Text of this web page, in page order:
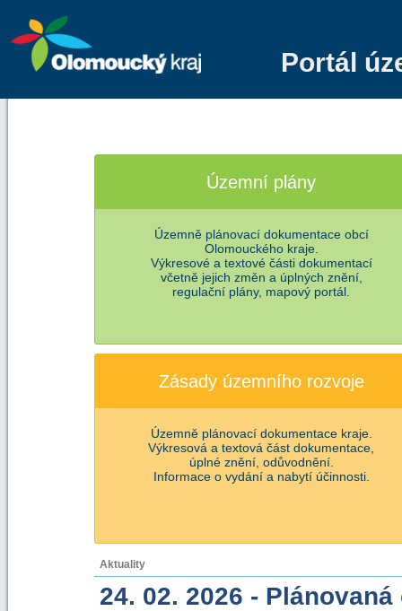
Portál
Územní plány
Územně plánovací dokumentace obcí
Olomouckého kraje.
Výkresové a textové části dokumentací
včetně jejich změn a úplných znění,
regulační plány, mapový portál.
Zásady územního rozvoje
Územně plánovací dokumentace kraje.
Výkresová a textová část dokumentace,
úplné znění, odůvodnění.
Informace o vydání a nabytí účinnosti.
Aktuality
24. 02. 2026 -